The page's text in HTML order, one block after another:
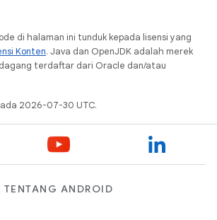
di halaman ini tunduk kepada lisensi yang
Konten. Java dan OpenJDK adalah merek
terdaftar dari Oracle dan/atau
2026-07-30 UTC.
TENTANG ANDROID